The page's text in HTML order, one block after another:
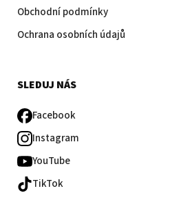
Obchodní podmínky
Ochrana osobních údajů
SLEDUJ NÁS
Facebook
Instagram
YouTube
TikTok